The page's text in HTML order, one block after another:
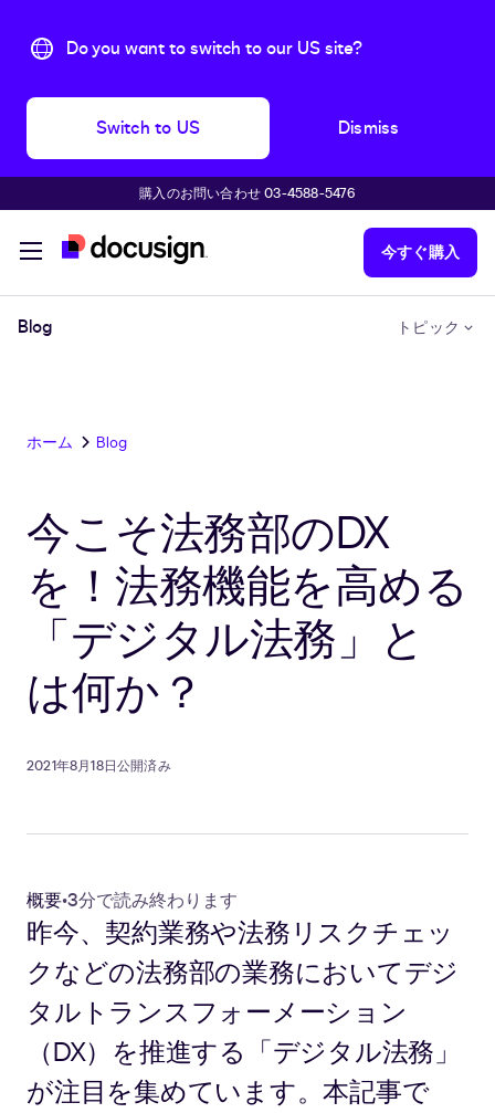
Do you want to switch to our US site?
Switch to US Dismiss
購入のお問い合わせ 03-4588-5476
今すぐ購入
Blog トピック
ホーム Blog
今こそ法務部のDX
を！法務機能を高める
「デジタル法務」と
は何か？
2021年8月18日公開済み
概要•3分で読み終わります
昨今、契約業務や法務リスクチェッ
クなどの法務部の業務においてデジ
タルトランスフォーメーション
（DX）を推進する「デジタル法務」
が注目を集めています。本記事で